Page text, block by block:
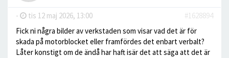
- tis 12 maj 2026, 13:00
#1628894
Fick ni några bilder av verkstaden som visar vad det är för
skada på motorblocket eller framfördes det enbart verbalt?
Låter konstigt om de ändå har haft isär det att säga att det är